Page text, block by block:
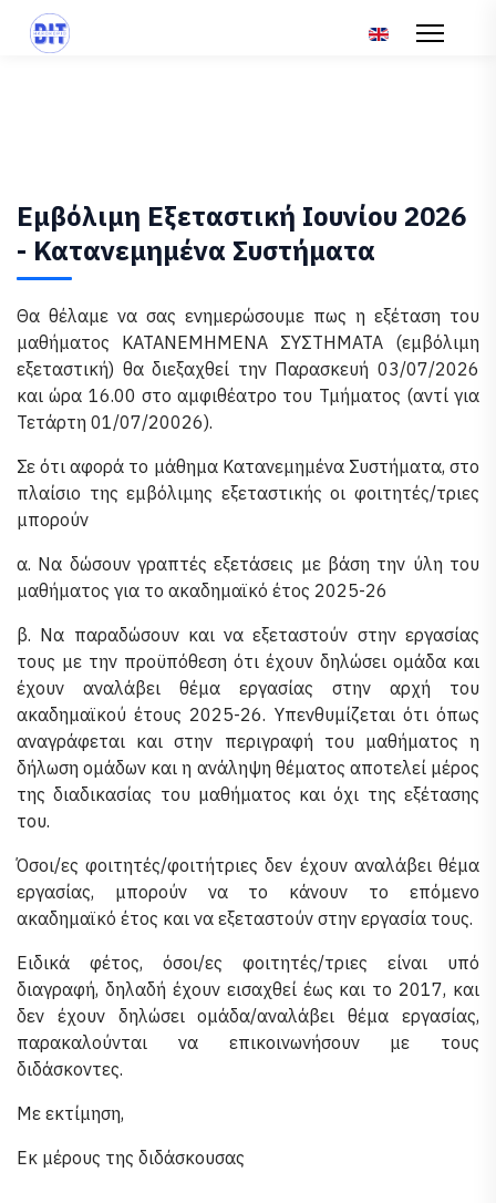
Επιλέξτε τη
Εμβόλιμη Εξεταστική Ιουνίου 2026
- Κατανεμημένα Συστήματα
Θα θέλαμε να σας ενημερώσουμε πως η εξέταση του
μαθήματος ΚΑΤΑΝΕΜΗΜΕΝΑ ΣΥΣΤΗΜΑΤΑ (εμβόλιμη
εξεταστική) θα διεξαχθεί την Παρασκευή 03/07/2026
και ώρα 16.00 στο αμφιθέατρο του Τμήματος (αντί για
Τετάρτη 01/07/20026).
Σε ότι αφορά το μάθημα Κατανεμημένα Συστήματα, στο
πλαίσιο της εμβόλιμης εξεταστικής οι φοιτητές/τριες
μπορούν
α. Να δώσουν γραπτές εξετάσεις με βάση την ύλη του
μαθήματος για το ακαδημαϊκό έτος 2025-26
β. Να παραδώσουν και να εξεταστούν στην εργασίας
τους με την προϋπόθεση ότι έχουν δηλώσει ομάδα και
έχουν αναλάβει θέμα εργασίας στην αρχή του
ακαδημαϊκού έτους 2025-26. Υπενθυμίζεται ότι όπως
αναγράφεται και στην περιγραφή του μαθήματος η
δήλωση ομάδων και η ανάληψη θέματος αποτελεί μέρος
της διαδικασίας του μαθήματος και όχι της εξέτασης
του.
Όσοι/ες φοιτητές/φοιτήτριες δεν έχουν αναλάβει θέμα
εργασίας, μπορούν να το κάνουν το επόμενο
ακαδημαϊκό έτος και να εξεταστούν στην εργασία τους.
Ειδικά φέτος, όσοι/ες φοιτητές/τριες είναι υπό
διαγραφή, δηλαδή έχουν εισαχθεί έως και το 2017, και
δεν έχουν δηλώσει ομάδα/αναλάβει θέμα εργασίας,
παρακαλούνται να επικοινωνήσουν με τους
διδάσκοντες.
Με εκτίμηση,
Εκ μέρους της διδάσκουσας